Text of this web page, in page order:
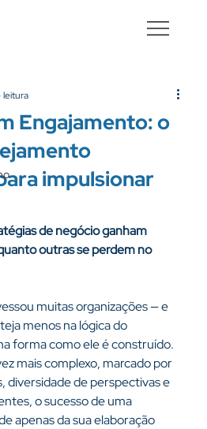
Engajamento: o
impulsionar
leitura
de negócio ganham
outras se perdem no
muitas organizações — e
menos na lógica do
forma como ele é construído.
mais complexo, marcado por
diversidade de perspectivas e
o sucesso de uma
apenas da sua elaboração